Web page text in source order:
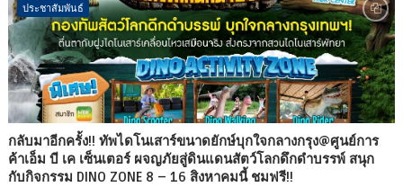
ประชาสัมพันธ์
กลับมาอีกครั้ง!! ทัพไดโนเสาร์ขนาดยักษ์บุกใจกลางกรุง@ศูนย์การ
ค้าเอ็ม บี เค เซ็นเตอร์ ผจญภัยสู่ดินแดนสัตว์โลกดึกดำบรรพ์ สนุก
กับกิจกรรม DINO ZONE 8 – 16 สิงหาคมนี้ ชมฟรี!!